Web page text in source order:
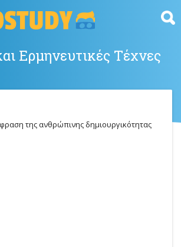
Ερμηνευτικές Τέχνες
της ανθρώπινης δημιουργικότητας